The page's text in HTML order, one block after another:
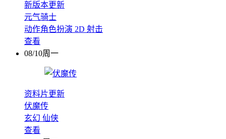
新版本更新
元气骑士
动作角色扮演 2D 射击
查看
08/10周一
资料片更新
伏魔传
玄幻 仙侠
查看